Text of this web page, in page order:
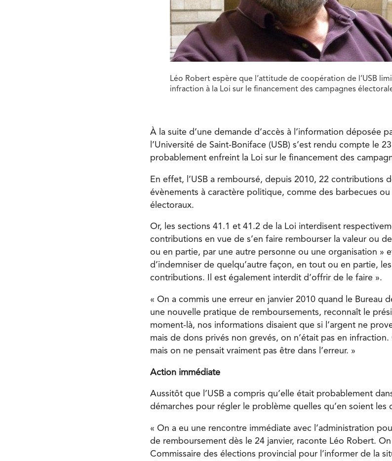
Léo Robert espère que l’attitude de coopération de l’USB
infraction à la Loi sur le financement des campagnes
À la suite d’une demande d’accès à l’information déposée
l’Université de Saint-Boniface (USB) s’est rendu compte le
probablement enfreint la Loi sur le financement des
En effet, l’USB a remboursé, depuis 2010, 22 contributions
évènements à caractère politique, comme des barbecues
électoraux.
Or, les sections 41.1 et 41.2 de la Loi interdisent
contributions en vue de s’en faire rembourser la valeur ou
ou en partie, par une autre personne ou une organisation »
d’indemniser de quelqu’autre façon, en tout ou en partie,
contributions. Il est également interdit d’offrir de le faire ».
« On a commis une erreur en janvier 2010 quand le Bureau
une nouvelle pratique de rembour­sements, reconnaît le
moment-là, nos informations disaient que si l’argent ne
mais de dons privés non grevés, on n’était pas en
mais on ne pensait vraiment pas être dans l’erreur. »
Action immédiate
Aussitôt que l’USB a compris qu’elle était probablement
démarches pour régler le problème quelles qu’en soient les
« On a eu une rencontre immédiate avec l’administration
de remboursement dès le 24 janvier, raconte Léo Robert.
Commissaire des élections provincial pour l’informer de la